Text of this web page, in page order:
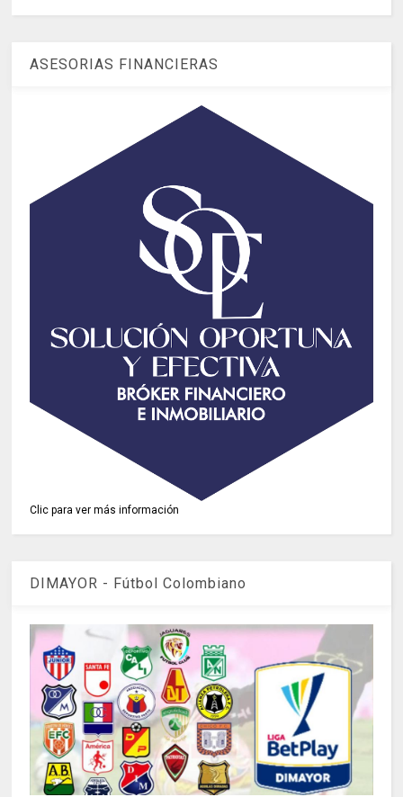
ASESORIAS FINANCIERAS
Clic para ver más información
DIMAYOR - Fútbol Colombiano